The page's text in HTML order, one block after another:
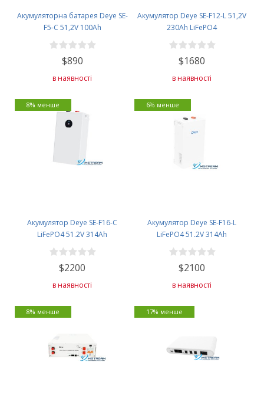
Акумуляторна батарея Deye SE-
F5-C 51,2V 100Ah
$890
в наявності
Акумулятор Deye SE-F12-L 51,2V
230Ah LiFePO4
$1680
в наявності
Акумулятор Deye SE-F16-C
LiFePO4 51.2V 314Ah
$2200
в наявності
8% менше
Акумулятор Deye SE-F16-L
LiFePO4 51.2V 314Ah
$2100
в наявності
6% менше
8% менше 17% менше